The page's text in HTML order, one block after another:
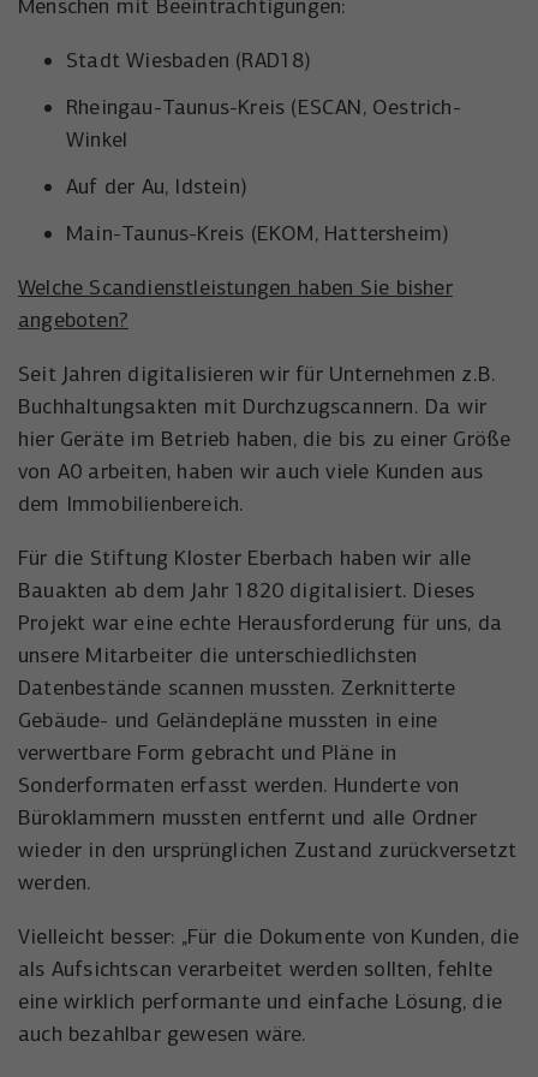
Menschen mit Beeinträchtigungen:
Stadt Wiesbaden (RAD18)
Rheingau-Taunus-Kreis (ESCAN, Oestrich-
Winkel
Auf der Au, Idstein)
Main-Taunus-Kreis (EKOM, Hattersheim)
Welche Scandienstleistungen haben Sie bisher
angeboten?
Seit Jahren digitalisieren wir für Unternehmen z.B.
Buchhaltungsakten mit Durchzugscannern. Da wir
hier Geräte im Betrieb haben, die bis zu einer Größe
von A0 arbeiten, haben wir auch viele Kunden aus
dem Immobilienbereich.
Für die Stiftung Kloster Eberbach haben wir alle
Bauakten ab dem Jahr 1820 digitalisiert. Dieses
Projekt war eine echte Herausforderung für uns, da
unsere Mitarbeiter die unterschiedlichsten
Datenbestände scannen mussten. Zerknitterte
Gebäude- und Geländepläne mussten in eine
verwertbare Form gebracht und Pläne in
Sonderformaten erfasst werden. Hunderte von
Büroklammern mussten entfernt und alle Ordner
wieder in den ursprünglichen Zustand zurückversetzt
werden.
Vielleicht besser: „Für die Dokumente von Kunden, die
als Aufsichtscan verarbeitet werden sollten, fehlte
eine wirklich performante und einfache Lösung, die
auch bezahlbar gewesen wäre.
Anbieter
Laufzeit 30 Tage
Speichert die Besucher-Quelle für
Laufzeit
Zweck
Nutzer zu identifizieren.
Name _uetvid
Anbieter
Laufzeit 1 Jahr
Wird von Microsoft Bing Ads verwendet
verfolgen.
Name _uetsid
Anbieter Microsoft Corporation
Laufzeit 1 Tag
Zweck
Wird von Microsoft Bing Ads verwendet
um Nutzer über Webseiten hinweg zu
verfolgen.
Externe Inhalte
Plattformen oder Google-Maps) werden standardmäßig
blockiert. Wenn Cookies von externen Medien akzeptiert
manuellen Einwilligung mehr.
Name NID
Anbieter Google Maps
Zweck
Inhalten verwendet.
Name NID
Anbieter YouTube
Laufzeit 6 Monate
Zweck
Wird verwendet, um YouTube-Inhalte zu
Cookie-Informationen anzeigen